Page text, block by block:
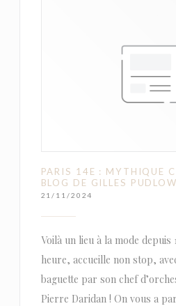
PARIS 14E : MYTHIQUE
BLOG DE GILLES
21/11/2024
Voilà un lieu à la mode depuis
heure, accueille non stop,
baguette par son chef
Pierre Daridan ! On vous a